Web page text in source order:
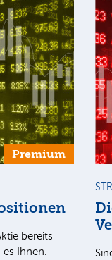
Premium
bereits
Ihnen.